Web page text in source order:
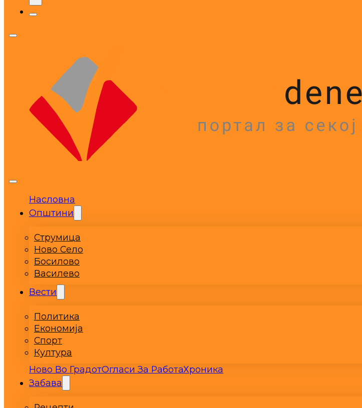
Насловна
Општини
Струмица
Ново Село
Босилово
Василево
Вести
Политика
Економија
Спорт
Култура
Ново Во ГрадотОгласи За РаботаХроника
Забава